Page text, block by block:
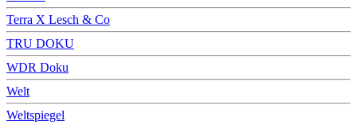
Terra X Lesch & Co
TRU DOKU
WDR Doku
Welt
Weltspiegel